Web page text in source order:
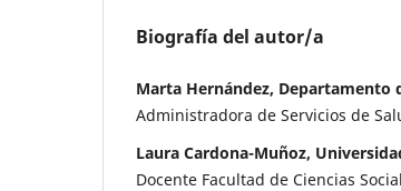
Biografía del autor/a
Marta Hernández, Departamento
Administradora de Servicios de
Laura Cardona-Muñoz,
Docente Facultad de Ciencias